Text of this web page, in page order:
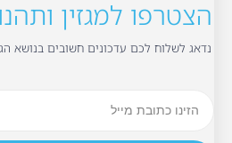
הצטרפו למגזין
נדאג לשלוח לכם עדכונים חשובים בנושא